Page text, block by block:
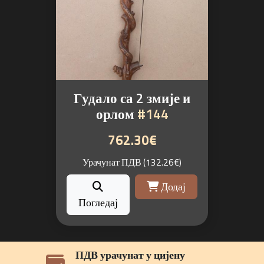
Гудало са 2 змије и
орлом #144
762.30€
Урачунат ПДВ (132.26€)
Погледај
Додај
Звук традиције